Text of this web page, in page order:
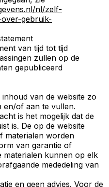
nl/zelf-
gebruik-
van tijd tot tijd
zullen op de
gepubliceerd
van de website zo
en/of aan te vullen.
is het mogelijk dat de
is. De op de website
materialen worden
van garantie of
materialen kunnen op elk
mededeling van
en geen advies. Voor de